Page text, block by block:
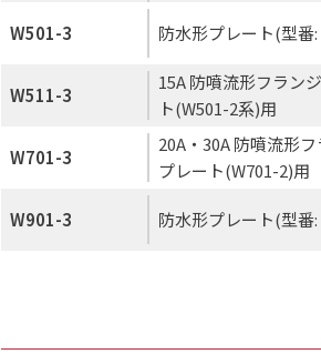
W501-3
防水形プレート(型番
W511-3
15A 防噴流形フラン
ト(W501-2系)用
W701-3
20A・30A 防噴流形
プレート(W701-2)用
W901-3 防水形プレート(型番